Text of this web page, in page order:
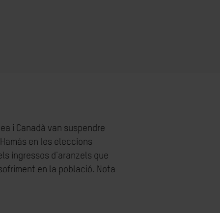
i Canadà van suspendre
en les eleccions
ingressos d'aranzels que
en la població. Nota